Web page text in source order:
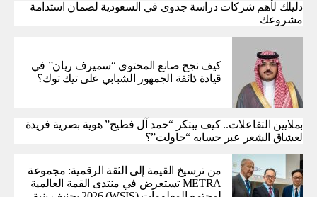
دليلك لأهم شركات دراسة جدوى في السعودية لضمان استدامة
مشروعك
كيف نجح صانع المحتوى “سميرف ريان” في
قيادة ذائقة الجمهور الشبابي على تيك توك؟
بملايين التفاعلات.. كيف يبتكر “حمد آل فطيح” هوية بصرية فريدة
لعشاق الشعر عبر حسابه “حاولت”؟
من ترسيخ القيمة إلى الثقة الرقمية: مجموعة
METRA تستعرض في منتدى القمة العالمية